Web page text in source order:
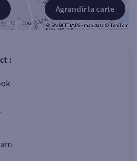
Agrandir la carte
: